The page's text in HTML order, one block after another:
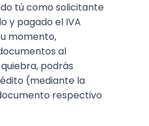
tú como solicitante
y pagado el IVA
momento,
al
podrás
(mediante la
respectivo